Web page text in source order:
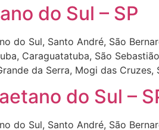
do Sul – SP
do Sul, Santo André, São
Caraguatatuba, São
da Serra, Mogi das
do Sul –
do Sul, Santo André, São